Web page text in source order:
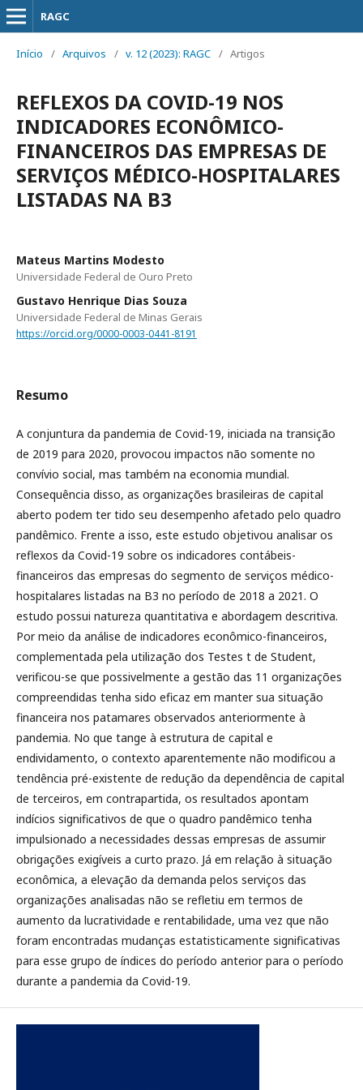
RAGC
Início / Arquivos / v. 12 (2023): RAGC / Artigos
REFLEXOS DA COVID-19 NOS
INDICADORES ECONÔMICO-
FINANCEIROS DAS EMPRESAS DE
SERVIÇOS MÉDICO-HOSPITALARES
LISTADAS NA B3
Mateus Martins Modesto
Universidade Federal de Ouro Preto
Gustavo Henrique Dias Souza
Universidade Federal de Minas Gerais
https://orcid.org/0000-0003-0441-8191
Resumo
A conjuntura da pandemia de Covid-19, iniciada na transição
de 2019 para 2020, provocou impactos não somente no
convívio social, mas também na economia mundial.
Consequência disso, as organizações brasileiras de capital
aberto podem ter tido seu desempenho afetado pelo quadro
pandêmico. Frente a isso, este estudo objetivou analisar os
reflexos da Covid-19 sobre os indicadores contábeis-
financeiros das empresas do segmento de serviços médico-
hospitalares listadas na B3 no período de 2018 a 2021. O
estudo possui natureza quantitativa e abordagem descritiva.
Por meio da análise de indicadores econômico-financeiros,
complementada pela utilização dos Testes t de Student,
verificou-se que possivelmente a gestão das 11 organizações
compreendidas tenha sido eficaz em manter sua situação
financeira nos patamares observados anteriormente à
pandemia. No que tange à estrutura de capital e
endividamento, o contexto aparentemente não modificou a
tendência pré-existente de redução da dependência de capital
de terceiros, em contrapartida, os resultados apontam
indícios significativos de que o quadro pandêmico tenha
impulsionado a necessidades dessas empresas de assumir
obrigações exigíveis a curto prazo. Já em relação à situação
econômica, a elevação da demanda pelos serviços das
organizações analisadas não se refletiu em termos de
aumento da lucratividade e rentabilidade, uma vez que não
foram encontradas mudanças estatisticamente significativas
para esse grupo de índices do período anterior para o período
durante a pandemia da Covid-19.